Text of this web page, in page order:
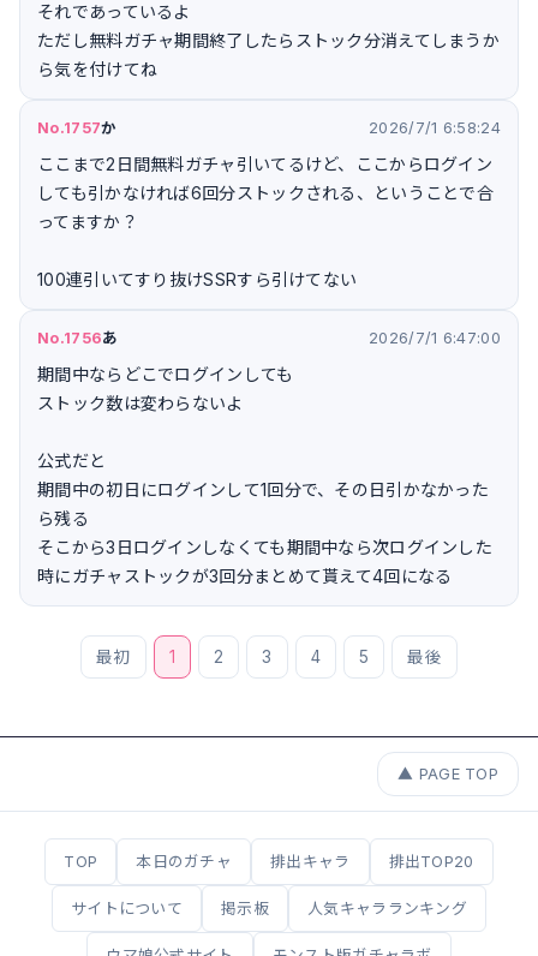
それであっているよ
ただし無料ガチャ期間終了したらストック分消えてしまうか
ら気を付けてね
No.1757か 2026/7/1 6:58:24
ここまで2日間無料ガチャ引いてるけど、ここからログイン
しても引かなければ6回分ストックされる、ということで合
ってますか？
100連引いてすり抜けSSRすら引けてない
No.1756あ 2026/7/1 6:47:00
期間中ならどこでログインしても
ストック数は変わらないよ
公式だと
期間中の初日にログインして1回分で、その日引かなかった
ら残る
そこから3日ログインしなくても期間中なら次ログインした
時にガチャストックが3回分まとめて貰えて4回になる
最初 1 2 3 4 5 最後
▲ PAGE TOP
TOP 本日のガチャ 排出キャラ 排出TOP20
サイトについて 掲示板 人気キャラランキング